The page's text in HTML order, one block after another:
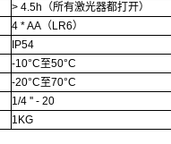
> 4.5h（所有激光器都打开）
4 * AA（LR6）
IP54
-10°C至50°C
-20°C至70°C
1/4 '' - 20
1KG